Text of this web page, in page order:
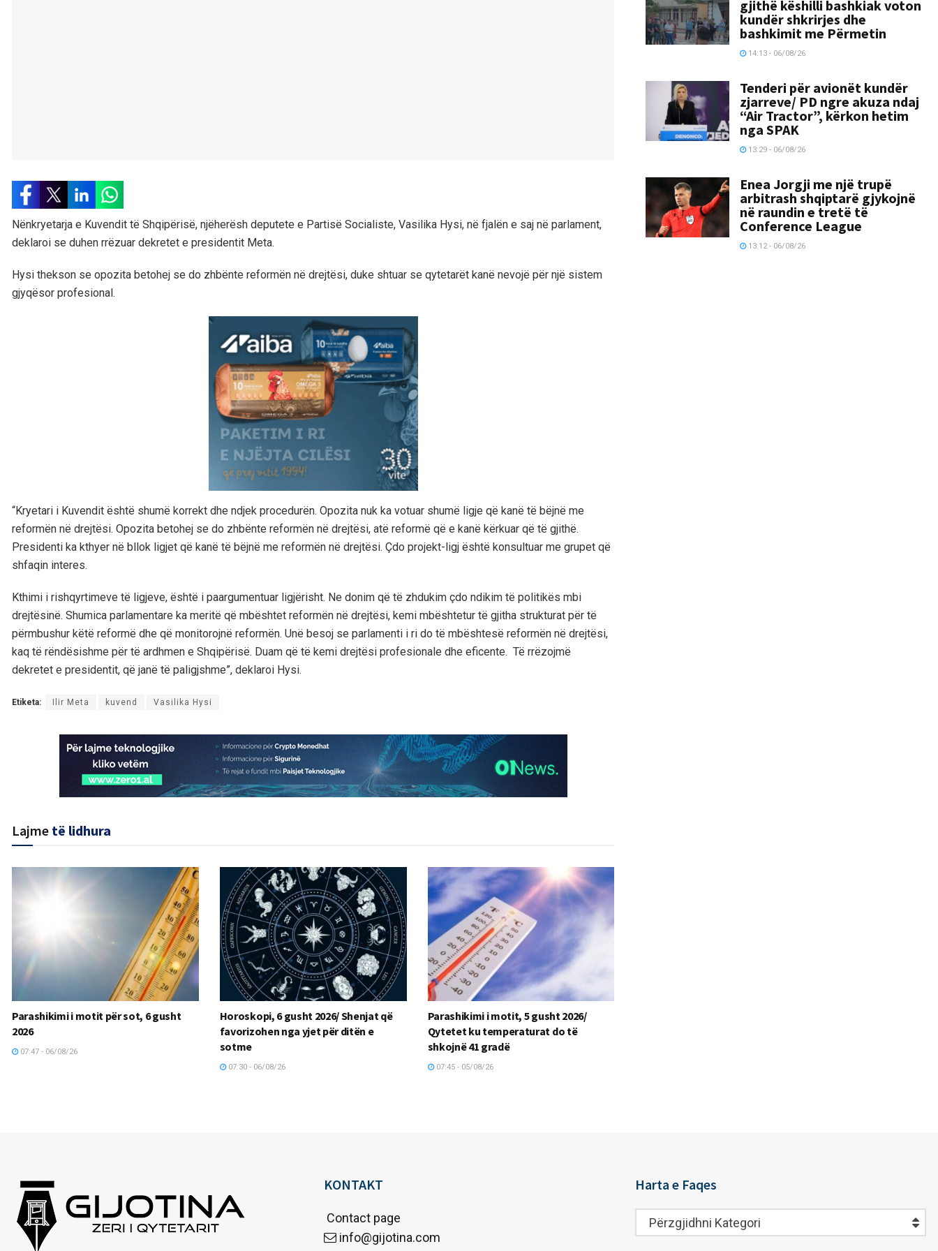
Nënkryetarja e Kuvendit të Shqipërisë, njëherësh deputete e Partisë Socialiste, Vasilika Hysi, në fjalën e saj në parlament,
deklaroi se duhen rrëzuar dekretet e presidentit Meta.
Hysi thekson se opozita betohej se do zhbënte reformën në drejtësi, duke shtuar se qytetarët kanë nevojë për një sistem
gjyqësor profesional.
“Kryetari i Kuvendit është shumë korrekt dhe ndjek procedurën. Opozita nuk ka votuar shumë ligje që kanë të bëjnë me
reformën në drejtësi. Opozita betohej se do zhbënte reformën në drejtësi, atë reformë që e kanë kërkuar që të gjithë.
Presidenti ka kthyer në bllok ligjet që kanë të bëjnë me reformën në drejtësi. Çdo projekt-ligj është konsultuar me grupet që
shfaqin interes.
Kthimi i rishqyrtimeve të ligjeve, është i paargumentuar ligjërisht. Ne donim që të zhdukim çdo ndikim të politikës mbi
drejtësinë. Shumica parlamentare ka meritë që mbështet reformën në drejtësi, kemi mbështetur të gjitha strukturat për të
përmbushur këtë reformë dhe që monitorojnë reformën. Unë besoj se parlamenti i ri do të mbështesë reformën në drejtësi,
kaq të rëndësishme për të ardhmen e Shqipërisë. Duam që të kemi drejtësi profesionale dhe eficente. Të rrëzojmë
dekretet e presidentit, që janë të paligjshme”, deklaroi Hysi.
Etiketa: Ilir Meta kuvend Vasilika Hysi
Lajme të lidhura
Parashikimi i motit për sot, 6 gusht
2026
07:47 - 06/08/26
Horoskopi, 6 gusht 2026/ Shenjat që
favorizohen nga yjet për ditën e
sotme
07:30 - 06/08/26
Parashikimi i motit, 5 gusht 2026/
Qytetet ku temperaturat do të
shkojnë 41 gradë
07:45 - 05/08/26
gjithë këshilli bashkiak voton
kundër shkrirjes dhe
bashkimit me Përmetin
14:13 - 06/08/26
Tenderi për avionët kundër
zjarreve/ PD ngre akuza ndaj
“Air Tractor”, kërkon hetim
nga SPAK
13:29 - 06/08/26
Enea Jorgji me një trupë
arbitrash shqiptarë gjykojnë
në raundin e tretë të
Conference League
13:12 - 06/08/26
KONTAKT
Contact page
info@gijotina.com
Harta e Faqes
Harta
e
Përzgjidhni Kategori